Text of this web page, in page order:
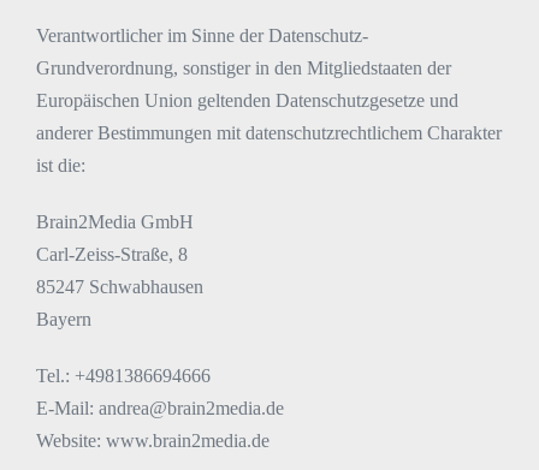
Verantwortlicher im Sinne der Datenschutz-
Grundverordnung, sonstiger in den Mitgliedstaaten der
Europäischen Union geltenden Datenschutzgesetze und
anderer Bestimmungen mit datenschutzrechtlichem Charakter
ist die:
Brain2Media GmbH
Carl-Zeiss-Straße, 8
85247 Schwabhausen
Bayern
Tel.: +4981386694666
E-Mail: andrea@brain2media.de
Website: www.brain2media.de